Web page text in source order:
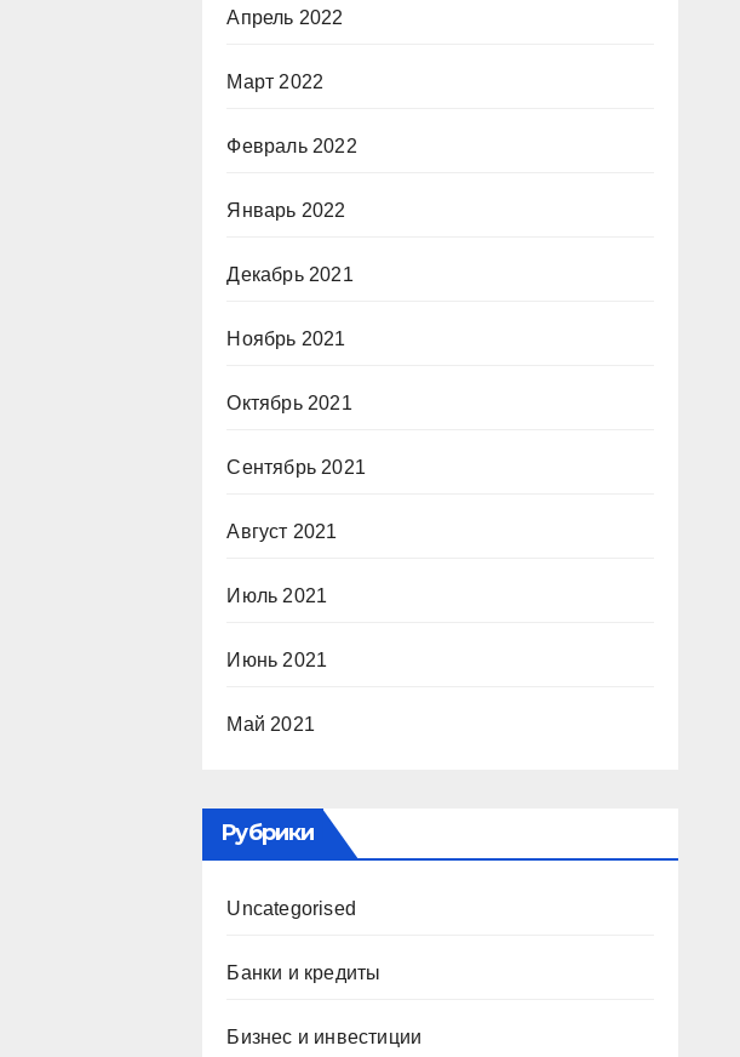
Апрель 2022
Март 2022
Февраль 2022
Январь 2022
Декабрь 2021
Ноябрь 2021
Октябрь 2021
Сентябрь 2021
Август 2021
Июль 2021
Июнь 2021
Май 2021
Рубрики
Uncategorised
Банки и кредиты
Бизнес и инвестиции